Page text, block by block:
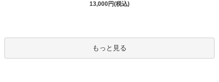
13,000円(税込)
もっと見る